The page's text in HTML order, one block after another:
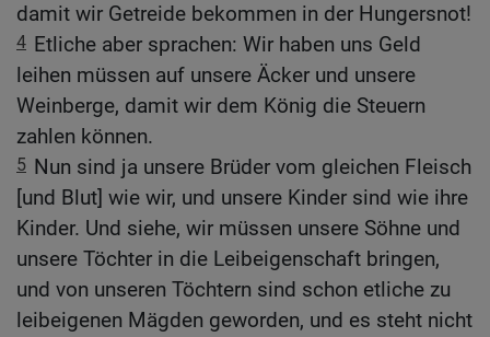
damit wir Getreide bekommen in der Hungersnot!
4 Etliche aber sprachen: Wir haben uns Geld
leihen müssen auf unsere Äcker und unsere
Weinberge, damit wir dem König die Steuern
zahlen können.
5 Nun sind ja unsere Brüder vom gleichen Fleisch
[und Blut] wie wir, und unsere Kinder sind wie ihre
Kinder. Und siehe, wir müssen unsere Söhne und
unsere Töchter in die Leibeigenschaft bringen,
und von unseren Töchtern sind schon etliche zu
leibeigenen Mägden geworden, und es steht nicht